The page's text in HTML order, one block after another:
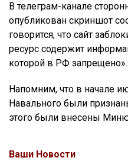
В телеграм-канале
опубликован скриншот
говорится, что сайт
ресурс содержит
которой в РФ запрещено».
Напомним, что в начале
Навального были
этого были внесены
Ваши Новости